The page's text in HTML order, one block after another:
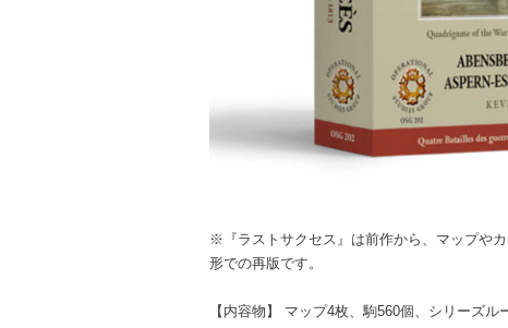
※『ラストサクセス』は前作から、マップや
形での再版です。
【内容物】 マップ4枚、駒560個、シリーズ